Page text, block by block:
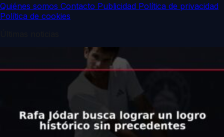
Quiénes somos Contacto Publicidad Política de privacidad
Política de cookies